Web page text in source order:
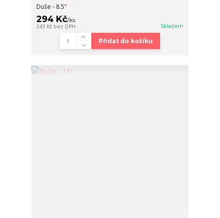
Duše - 8.5"
294 Kč/ks
243 Kč bez DPH Skladem
Přidat do košíku